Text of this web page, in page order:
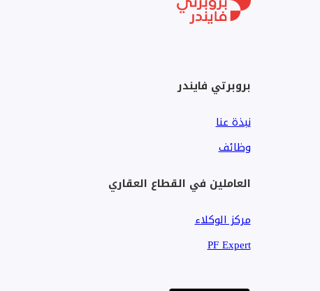
مساحة المشروع والتصميم
معمارية عصرية. تم تطويره بواسطة شركة إعمار مصر ويُعد
يضم المشروع مجموعة متنوعة من الوحدات، تشمل:
شقق سكنية من غرفتين إلى خمس غرف
بروبرتي فايندر
نبذة عنا
وظائف
العاملين في القطاع العقاري
مركز الوكلاء
PF Expert